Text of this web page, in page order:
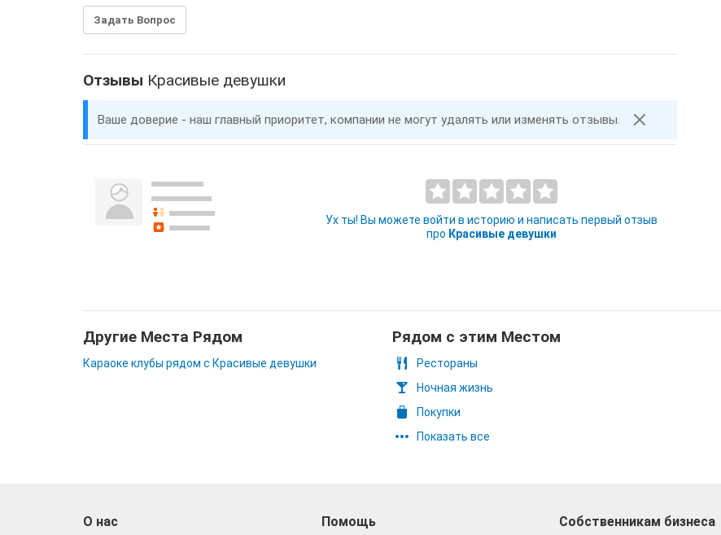
Задать Вопрос
Отзывы Красивые девушки
Ваше доверие - наш главный приоритет, компании не могут удалять или изменять отзывы.
Ух ты! Вы можете войти в историю и написать первый отзыв
про Красивые девушки
Другие Места Рядом
Караоке клубы рядом с Красивые девушки
Рядом с этим Местом
Рестораны
Ночная жизнь
Покупки
Показать все
О нас Помощь Собственникам бизнеса